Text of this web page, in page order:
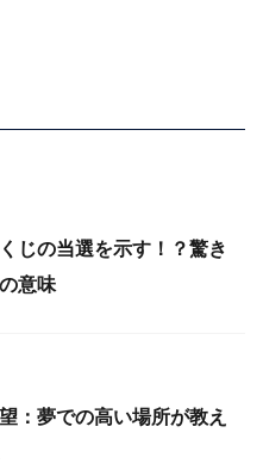
じの当選を示す！？驚き
意味
：夢での高い場所が教え